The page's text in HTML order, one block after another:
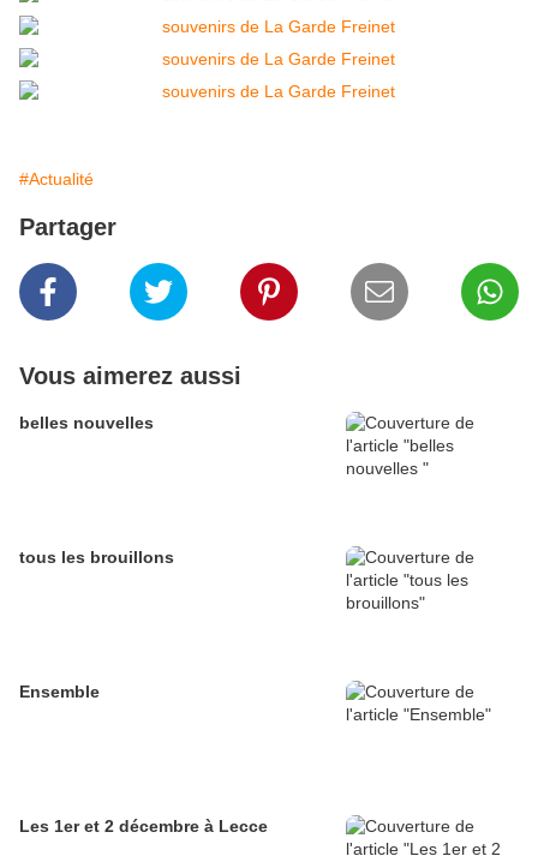
#Actualité
Partager
Vous aimerez aussi
belles nouvelles
tous les brouillons
Ensemble
Les 1er et 2 décembre à Lecce